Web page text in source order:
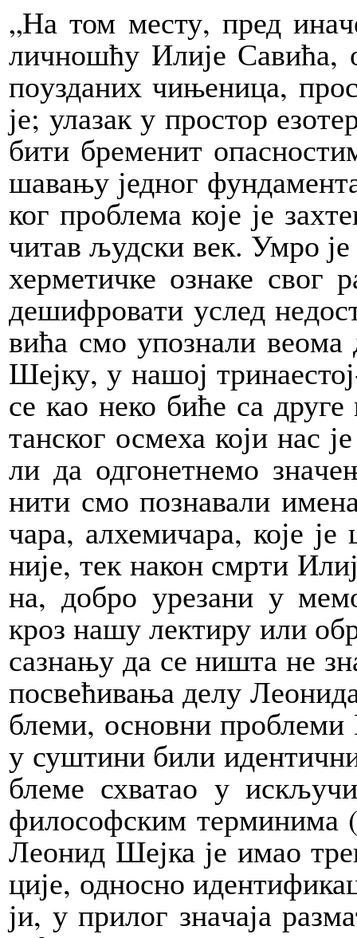
„На том ме­сту, пред
лич­но­шћу Или­је Са­ви­ћа,
по­у­зда­них чи­ње­ни­ца,
је; ула­зак у про­стор
би­ти бре­ме­нит
ша­ва­њу јед­ног
ког про­бле­ма ко­је је
чи­тав људ­ски век. Умро
хер­ме­тич­ке озна­ке свог
де­ши­фро­ва­ти услед
ви­ћа смо упо­зна­ли ве­о­ма
Шеј­ку, у на­шој
се као не­ко би­ће са
тан­ског осме­ха ко­ји нас
ли да од­го­нет­не­мо
ни­ти смо по­зна­ва­ли
ча­ра, ал­хе­ми­ча­ра, ко­је
ни­је, тек на­кон смр­ти
на, до­бро уре­за­ни у
кроз на­шу лек­ти­ру или
са­зна­њу да се ни­шта не
по­све­ћи­ва­ња де­лу
бле­ми, основ­ни
у су­шти­ни би­ли
бле­ме схва­тао у
фи­ло­соф­ским тер­ми­ни­ма
Ле­о­нид Шеј­ка је имао
ци­је, од­но­сно
ји, у при­лог зна­ча­ја